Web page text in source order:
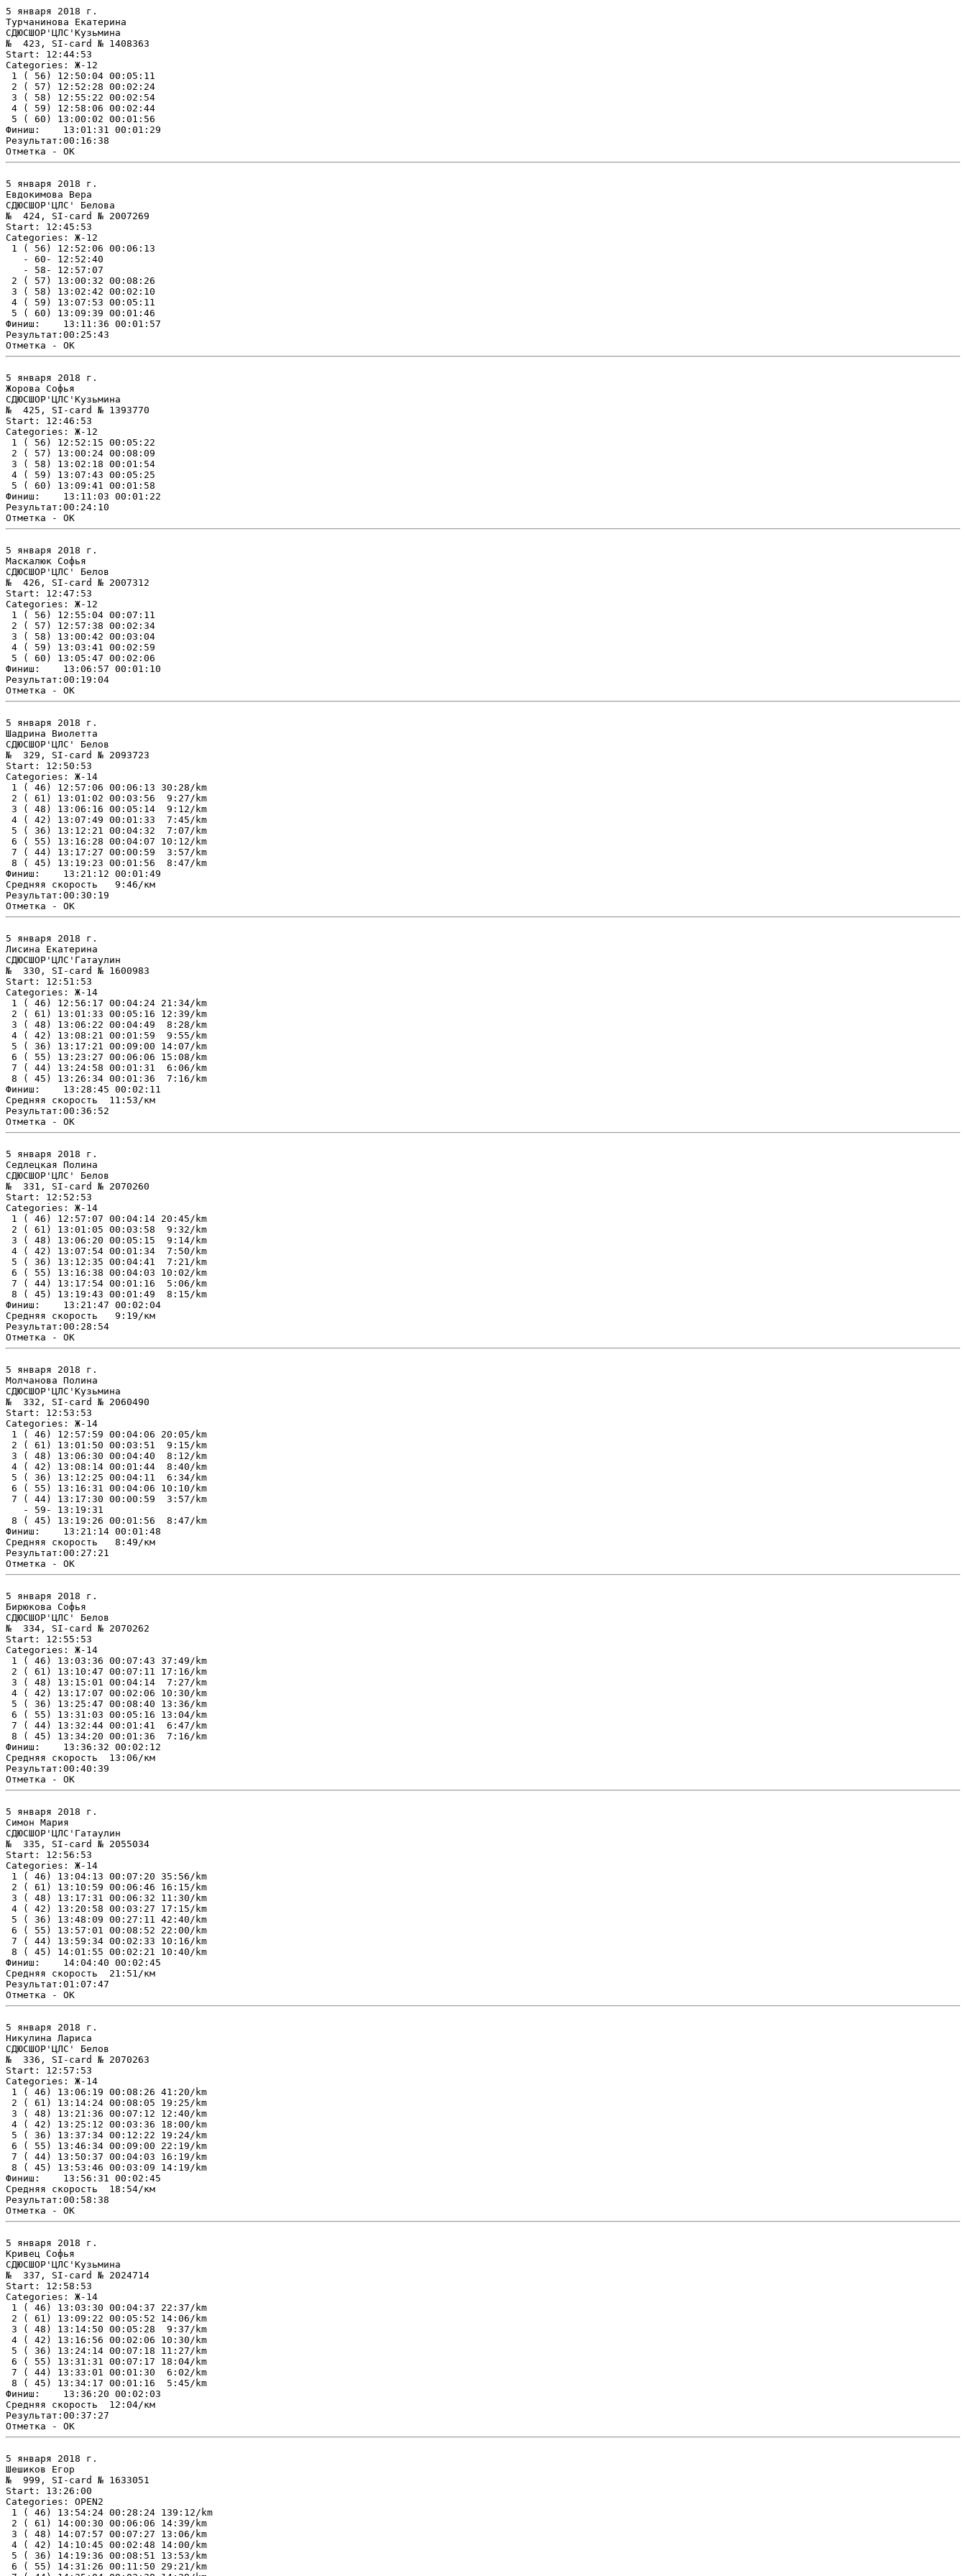
5 января 2018 г.
Турчанинова Екатерина
СДЮСШОР'ЦЛС'Кузьмина
№  423, SI-card № 1408363
Start: 12:44:53
Categories: Ж-12
1 ( 56) 12:50:04 00:05:11
2 ( 57) 12:52:28 00:02:24
3 ( 58) 12:55:22 00:02:54
4 ( 59) 12:58:06 00:02:44
5 ( 60) 13:00:02 00:01:56
Финиш:    13:01:31 00:01:29
Результат:00:16:38
5 января 2018 г.
Евдокимова Вера
СДЮСШОР'ЦЛС' Белова
№  424, SI-card № 2007269
Start: 12:45:53
Categories: Ж-12
1 ( 56) 12:52:06 00:06:13
   - 60- 12:52:40
   - 58- 12:57:07
2 ( 57) 13:00:32 00:08:26
3 ( 58) 13:02:42 00:02:10
4 ( 59) 13:07:53 00:05:11
5 ( 60) 13:09:39 00:01:46
Финиш:    13:11:36 00:01:57
Результат:00:25:43
5 января 2018 г.
Жорова Софья
СДЮСШОР'ЦЛС'Кузьмина
№  425, SI-card № 1393770
Start: 12:46:53
Categories: Ж-12
1 ( 56) 12:52:15 00:05:22
2 ( 57) 13:00:24 00:08:09
3 ( 58) 13:02:18 00:01:54
4 ( 59) 13:07:43 00:05:25
5 ( 60) 13:09:41 00:01:58
Финиш:    13:11:03 00:01:22
Результат:00:24:10
5 января 2018 г.
Маскалюк Софья
СДЮСШОР'ЦЛС' Белов
№  426, SI-card № 2007312
Start: 12:47:53
Categories: Ж-12
1 ( 56) 12:55:04 00:07:11
2 ( 57) 12:57:38 00:02:34
3 ( 58) 13:00:42 00:03:04
4 ( 59) 13:03:41 00:02:59
5 ( 60) 13:05:47 00:02:06
Финиш:    13:06:57 00:01:10
Результат:00:19:04
5 января 2018 г.
Шадрина Виолетта
СДЮСШОР'ЦЛС' Белов
№  329, SI-card № 2093723
Start: 12:50:53
Categories: Ж-14
1 ( 46) 12:57:06 00:06:13 30:28/km
2 ( 61) 13:01:02 00:03:56  9:27/km
3 ( 48) 13:06:16 00:05:14  9:12/km
4 ( 42) 13:07:49 00:01:33  7:45/km
5 ( 36) 13:12:21 00:04:32  7:07/km
6 ( 55) 13:16:28 00:04:07 10:12/km
7 ( 44) 13:17:27 00:00:59  3:57/km
8 ( 45) 13:19:23 00:01:56  8:47/km
Финиш:    13:21:12 00:01:49
Средняя скорость   9:46/км
Результат:00:30:19
5 января 2018 г.
Лисина Екатерина
СДЮСШОР'ЦЛС'Гатаулин
№  330, SI-card № 1600983
Start: 12:51:53
Categories: Ж-14
1 ( 46) 12:56:17 00:04:24 21:34/km
2 ( 61) 13:01:33 00:05:16 12:39/km
3 ( 48) 13:06:22 00:04:49  8:28/km
4 ( 42) 13:08:21 00:01:59  9:55/km
5 ( 36) 13:17:21 00:09:00 14:07/km
6 ( 55) 13:23:27 00:06:06 15:08/km
7 ( 44) 13:24:58 00:01:31  6:06/km
8 ( 45) 13:26:34 00:01:36  7:16/km
Финиш:    13:28:45 00:02:11
Средняя скорость  11:53/км
Результат:00:36:52
5 января 2018 г.
Седлецкая Полина
СДЮСШОР'ЦЛС' Белов
№  331, SI-card № 2070260
Start: 12:52:53
Categories: Ж-14
1 ( 46) 12:57:07 00:04:14 20:45/km
2 ( 61) 13:01:05 00:03:58  9:32/km
3 ( 48) 13:06:20 00:05:15  9:14/km
4 ( 42) 13:07:54 00:01:34  7:50/km
5 ( 36) 13:12:35 00:04:41  7:21/km
6 ( 55) 13:16:38 00:04:03 10:02/km
7 ( 44) 13:17:54 00:01:16  5:06/km
8 ( 45) 13:19:43 00:01:49  8:15/km
Финиш:    13:21:47 00:02:04
Средняя скорость   9:19/км
Результат:00:28:54
5 января 2018 г.
Молчанова Полина
СДЮСШОР'ЦЛС'Кузьмина
№  332, SI-card № 2060490
Start: 12:53:53
Categories: Ж-14
1 ( 46) 12:57:59 00:04:06 20:05/km
2 ( 61) 13:01:50 00:03:51  9:15/km
3 ( 48) 13:06:30 00:04:40  8:12/km
4 ( 42) 13:08:14 00:01:44  8:40/km
5 ( 36) 13:12:25 00:04:11  6:34/km
6 ( 55) 13:16:31 00:04:06 10:10/km
7 ( 44) 13:17:30 00:00:59  3:57/km
   - 59- 13:19:31
8 ( 45) 13:19:26 00:01:56  8:47/km
Финиш:    13:21:14 00:01:48
Средняя скорость   8:49/км
Результат:00:27:21
5 января 2018 г.
Бирюкова Софья
СДЮСШОР'ЦЛС' Белов
№  334, SI-card № 2070262
Start: 12:55:53
Categories: Ж-14
1 ( 46) 13:03:36 00:07:43 37:49/km
2 ( 61) 13:10:47 00:07:11 17:16/km
3 ( 48) 13:15:01 00:04:14  7:27/km
4 ( 42) 13:17:07 00:02:06 10:30/km
5 ( 36) 13:25:47 00:08:40 13:36/km
6 ( 55) 13:31:03 00:05:16 13:04/km
7 ( 44) 13:32:44 00:01:41  6:47/km
8 ( 45) 13:34:20 00:01:36  7:16/km
Финиш:    13:36:32 00:02:12
Средняя скорость  13:06/км
Результат:00:40:39
5 января 2018 г.
Симон Мария
СДЮСШОР'ЦЛС'Гатаулин
№  335, SI-card № 2055034
Start: 12:56:53
Categories: Ж-14
1 ( 46) 13:04:13 00:07:20 35:56/km
2 ( 61) 13:10:59 00:06:46 16:15/km
3 ( 48) 13:17:31 00:06:32 11:30/km
4 ( 42) 13:20:58 00:03:27 17:15/km
5 ( 36) 13:48:09 00:27:11 42:40/km
6 ( 55) 13:57:01 00:08:52 22:00/km
7 ( 44) 13:59:34 00:02:33 10:16/km
8 ( 45) 14:01:55 00:02:21 10:40/km
Финиш:    14:04:40 00:02:45
Средняя скорость  21:51/км
Результат:01:07:47
5 января 2018 г.
Никулина Лариса
СДЮСШОР'ЦЛС' Белов
№  336, SI-card № 2070263
Start: 12:57:53
Categories: Ж-14
1 ( 46) 13:06:19 00:08:26 41:20/km
2 ( 61) 13:14:24 00:08:05 19:25/km
3 ( 48) 13:21:36 00:07:12 12:40/km
4 ( 42) 13:25:12 00:03:36 18:00/km
5 ( 36) 13:37:34 00:12:22 19:24/km
6 ( 55) 13:46:34 00:09:00 22:19/km
7 ( 44) 13:50:37 00:04:03 16:19/km
8 ( 45) 13:53:46 00:03:09 14:19/km
Финиш:    13:56:31 00:02:45
Средняя скорость  18:54/км
Результат:00:58:38
5 января 2018 г.
Кривец Софья
СДЮСШОР'ЦЛС'Кузьмина
№  337, SI-card № 2024714
Start: 12:58:53
Categories: Ж-14
1 ( 46) 13:03:30 00:04:37 22:37/km
2 ( 61) 13:09:22 00:05:52 14:06/km
3 ( 48) 13:14:50 00:05:28  9:37/km
4 ( 42) 13:16:56 00:02:06 10:30/km
5 ( 36) 13:24:14 00:07:18 11:27/km
6 ( 55) 13:31:31 00:07:17 18:04/km
7 ( 44) 13:33:01 00:01:30  6:02/km
8 ( 45) 13:34:17 00:01:16  5:45/km
Финиш:    13:36:20 00:02:03
Средняя скорость  12:04/км
Результат:00:37:27
5 января 2018 г.
Шешиков Егор
№  999, SI-card № 1633051
Start: 13:26:00
Categories: OPEN2
1 ( 46) 13:54:24 00:28:24 139:12/km
2 ( 61) 14:00:30 00:06:06 14:39/km
3 ( 48) 14:07:57 00:07:27 13:06/km
4 ( 42) 14:10:45 00:02:48 14:00/km
5 ( 36) 14:19:36 00:08:51 13:53/km
6 ( 55) 14:31:26 00:11:50 29:21/km